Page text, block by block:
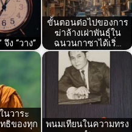
จึง “วาง”
ขั้นตอนต่อไปของการ
ฆ่าล้างเผ่าพันธุ์ใน
ฉนวนกาซาได้เริ่…
นวาระ
ธิของทุก
พนมเทียนในความทรง